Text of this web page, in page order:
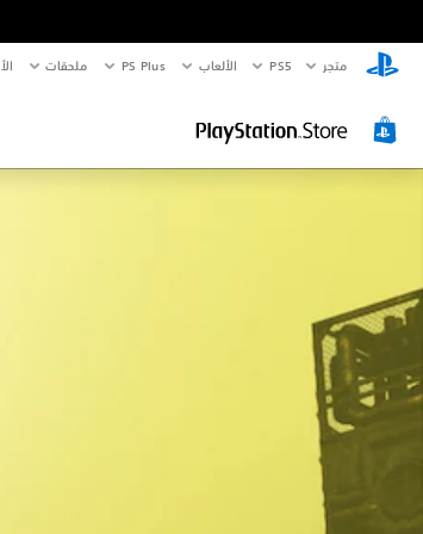
متجر PS5‏ الألعاب PS Plus ملحقات